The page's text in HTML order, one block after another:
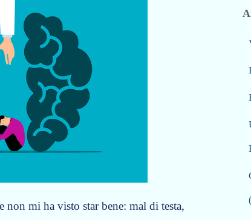
mi ha visto star bene: mal di testa,